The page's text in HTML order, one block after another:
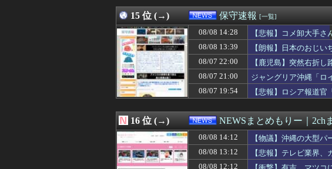
08/08 13:18
ワイ「オラーッ！手マンでイケオラ
15 位 (→) 保守速報 [一覧]
08/08 14:28
【悲報】コメ卸大手
08/08 13:39
【朗報】日本のおじ
08/07 22:00
【鹿児島】突然右折
08/07 21:00
ジャングリア沖縄「ロ
08/07 19:54
【悲報】ロシア報道
16 位 (→) NEWSまとめもりー｜2ch
08/08 14:12
【物議】沖縄の大型
08/08 13:12
【悲報】テレビ業界、
08/08 12:12